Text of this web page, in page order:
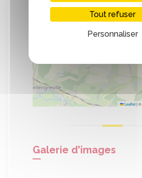
Leaflet|©
Galerie d'images
Tout refuser
Personnaliser